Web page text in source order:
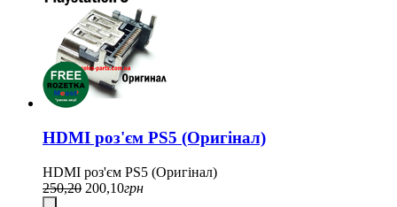
HDMI роз'єм PS5 (Оригінал)
HDMI роз'єм PS5 (Оригінал)
250,20 200,10грн